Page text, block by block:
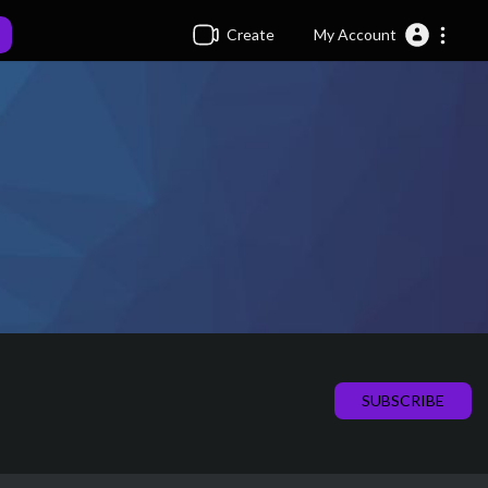
Create My Account
SUBSCRIBE